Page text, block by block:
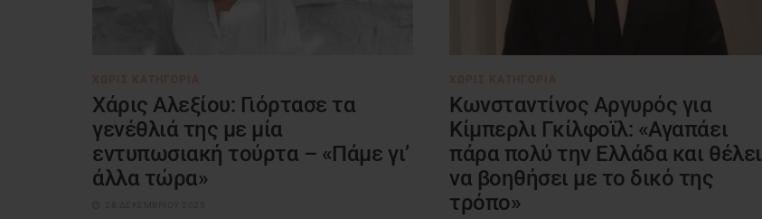
Χάρις Αλεξίου: Γιόρτασε τα
γενέθλιά της με μία
εντυπωσιακή τούρτα – «Πάμε γι’
άλλα τώρα»
Κωνσταντίνος Αργυρός για
Κίμπερλι Γκίλφοϊλ: «Αγαπάει
πάρα πολύ την Ελλάδα και θέλει
να βοηθήσει με το δικό της
τρόπο»